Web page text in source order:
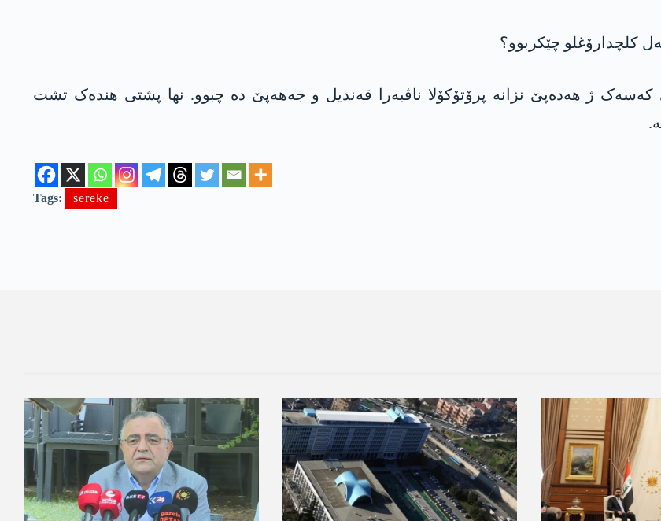
کلچدارۆغلو چێکربوو؟
ژ ھەدەپێ نزانە پرۆتۆکۆلا ناڤبەرا قەندیل و جەهەپێ دە چبوو. نھا پشتی ھندەک تشت
Tags: sereke